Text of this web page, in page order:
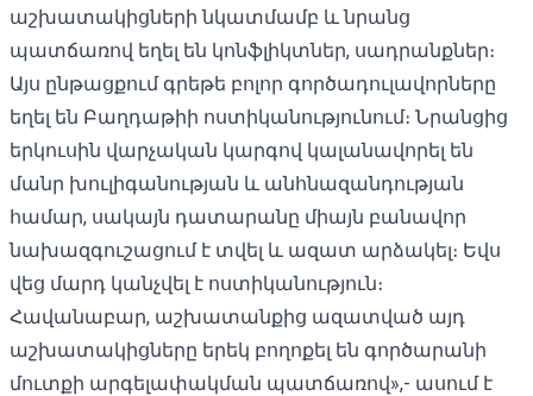
աշխատակիցների նկատմամբ և նրանց
պատճառով եղել են կոնֆլիկտներ, սադրանքներ։
Այս ընթացքում գրեթե բոլոր գործադուլավորները
եղել են Բաղդաթիի ոստիկանությունում։ Նրանցից
երկուսին վարչական կարգով կալանավորել են
մանր խուլիգանության և անհնազանդության
համար, սակայն դատարանը միայն բանավոր
նախազգուշացում է տվել և ազատ արձակել։ Եվս
վեց մարդ կանչվել է ոստիկանություն։
Հավանաբար, աշխատանքից ազատված այդ
աշխատակիցները երեկ բողոքել են գործարանի
մուտքի արգելափակման պատճառով»,- ասում է